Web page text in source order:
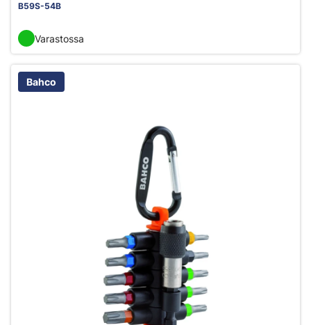
B59S-54B
Varastossa
Bahco